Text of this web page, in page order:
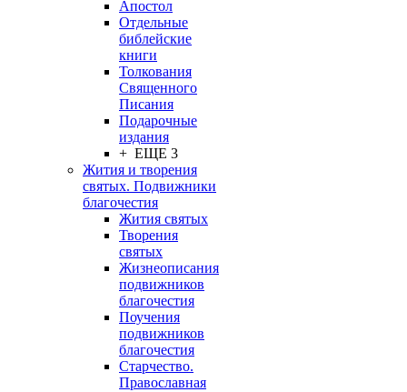
Апостол
Отдельные
библейские
книги
Толкования
Священного
Писания
Подарочные
издания
+ ЕЩЕ 3
Жития и творения
святых. Подвижники
благочестия
Жития святых
Творения
святых
Жизнеописания
подвижников
благочестия
Поучения
подвижников
благочестия
Старчество.
Православная